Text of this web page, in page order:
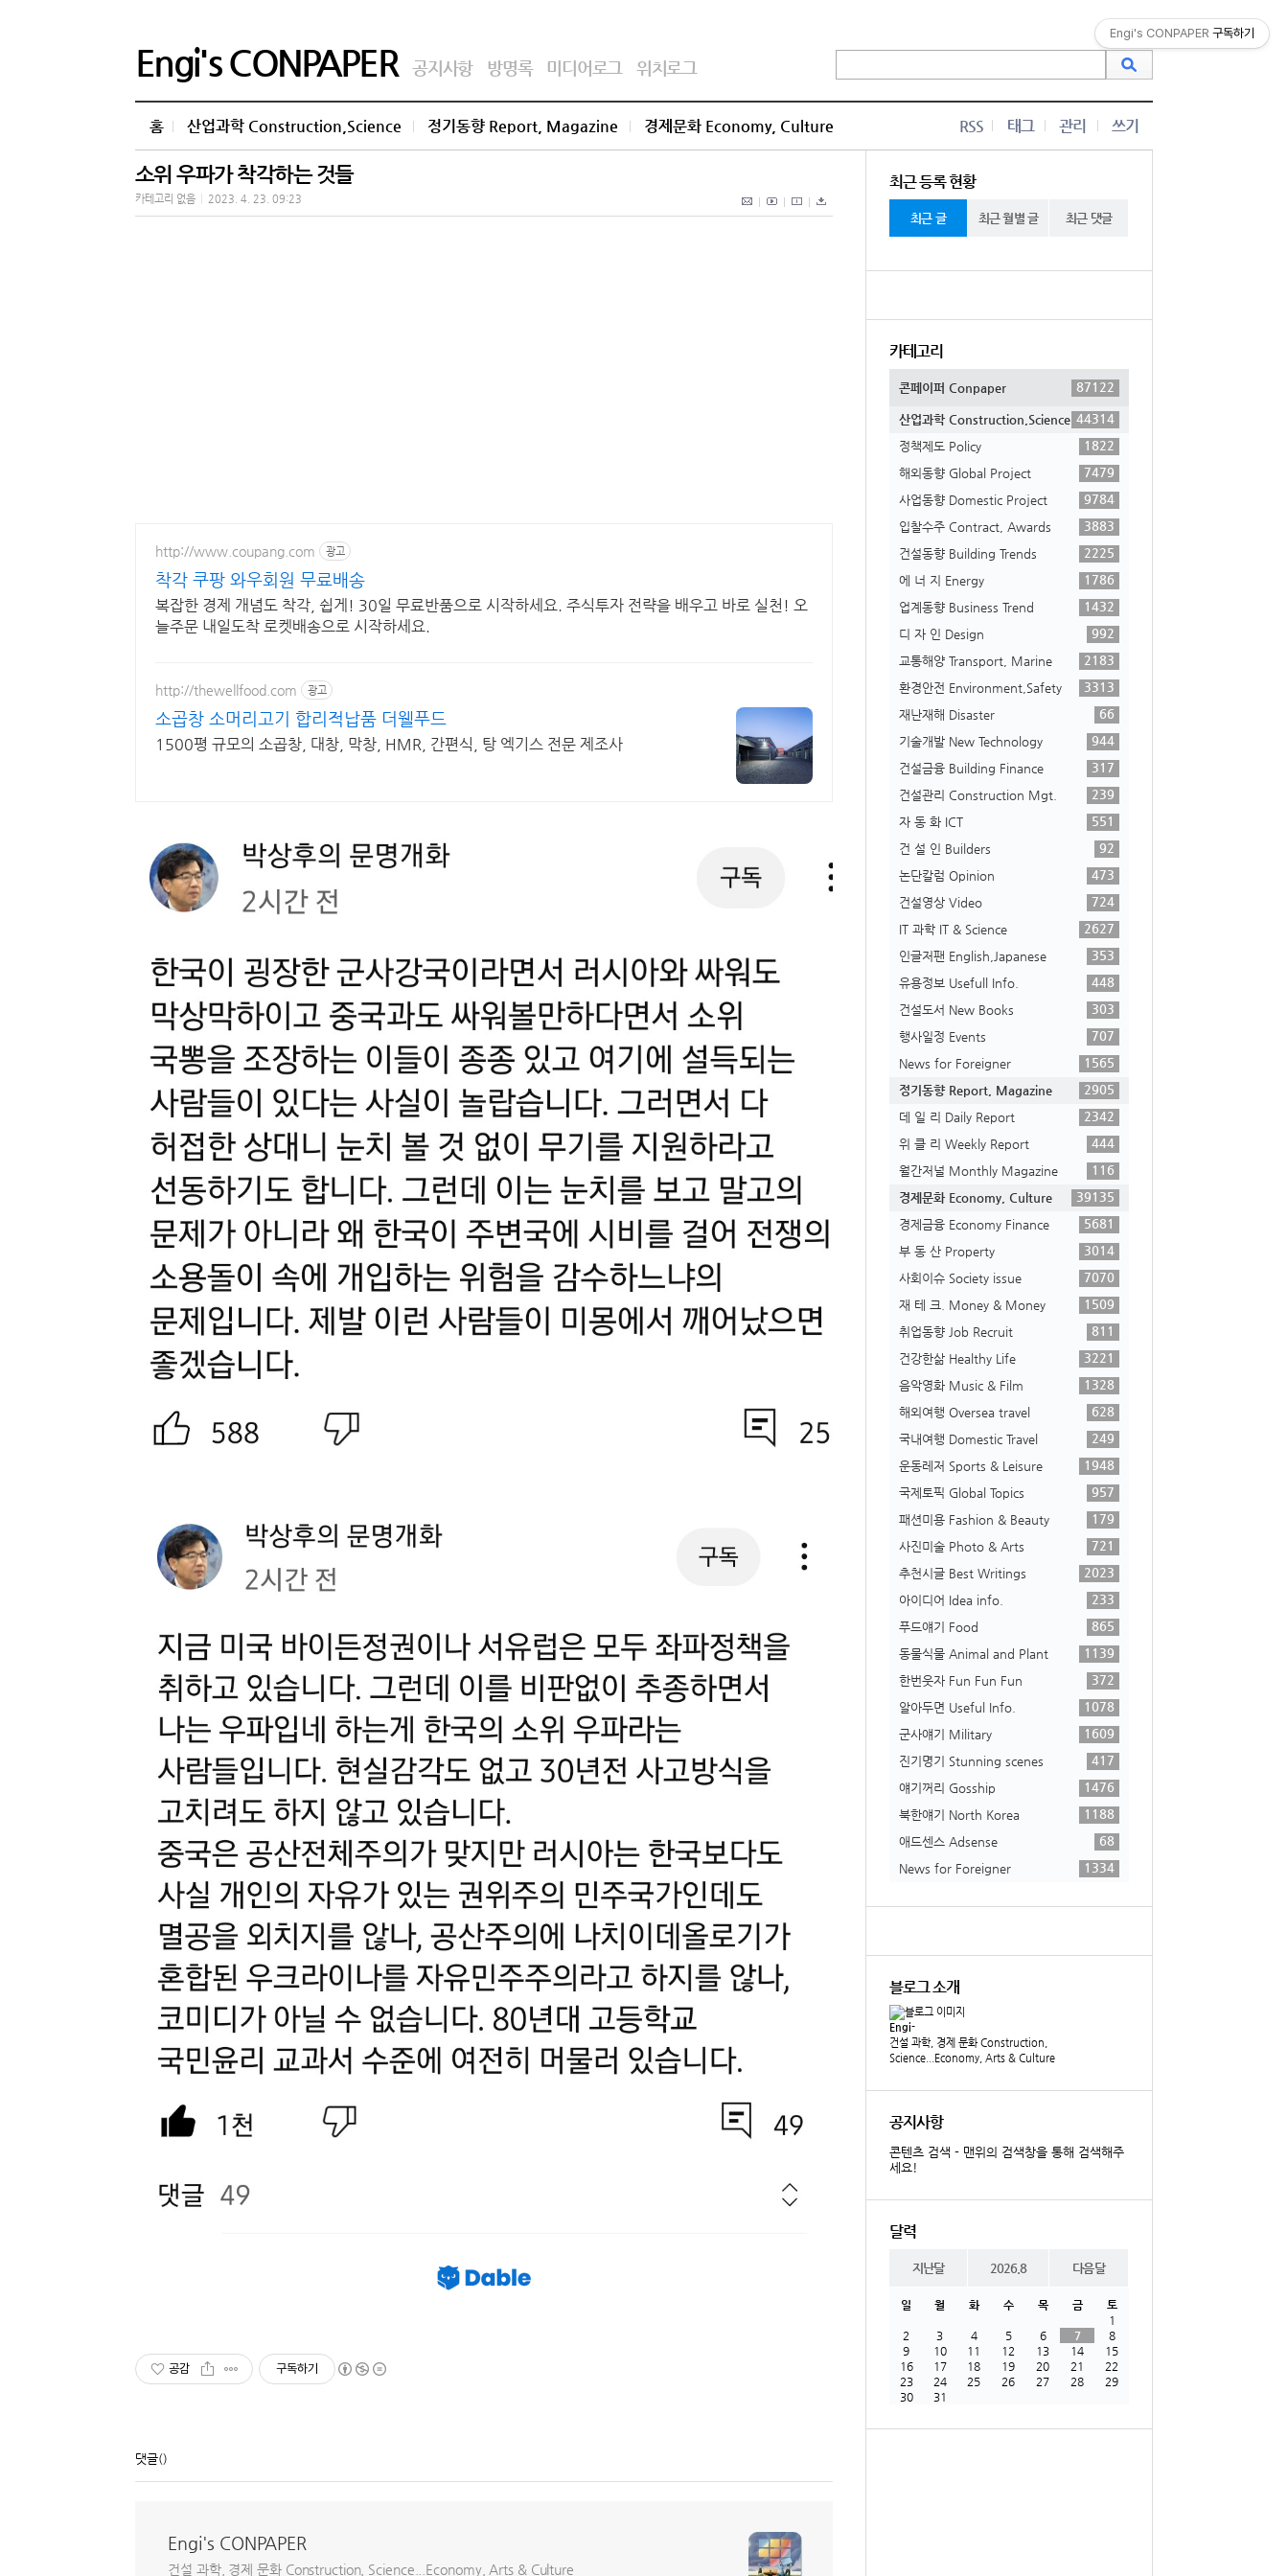
Engi's CONPAPER 공지사항 방명록 미디어로그 위치로그
홈 산업과학 Construction,Science 정기동향 Report, Magazine 경제문화 Economy, Culture RSS 태그 관리 쓰기
소위 우파가 착각하는 것들
카테고리 없음 2023. 4. 23. 09:23
http://www.coupang.com 광고
착각 쿠팡 와우회원 무료배송
복잡한 경제 개념도 착각, 쉽게! 30일 무료반품으로 시작하세요. 주식투자 전략을 배우고 바로 실천! 오
늘주문 내일도착 로켓배송으로 시작하세요.
http://thewellfood.com 광고
소곱창 소머리고기 합리적납품 더웰푸드
1500평 규모의 소곱창, 대창, 막창, HMR, 간편식, 탕 엑기스 전문 제조사
공감 구독하기
댓글()
Engi's CONPAPER
건설 과학, 경제 문화 Construction, Science...Economy, Arts & Culture
최근 등록 현황
최근 글 최근 월별 글 최근 댓글
카테고리
콘페이퍼 Conpaper 87122
산업과학 Construction,Science 44314
정책제도 Policy
1822
해외동향 Global Project
7479
사업동향 Domestic Project
9784
입찰수주 Contract, Awards
3883
건설동향 Building Trends
2225
에 너 지 Energy
1786
업계동향 Business Trend
1432
디 자 인 Design
992
교통해양 Transport, Marine
2183
환경안전 Environment,Safety
3313
재난재해 Disaster
66
기술개발 New Technology
944
건설금융 Building Finance
317
건설관리 Construction Mgt.
239
자 동 화 ICT
551
건 설 인 Builders
92
논단칼럼 Opinion
473
건설영상 Video
724
IT 과학 IT & Science
2627
인글저팬 English,Japanese
353
유용정보 Usefull Info.
448
건설도서 New Books
303
행사일정 Events
707
News for Foreigner
1565
정기동향 Report, Magazine
2905
데 일 리 Daily Report
2342
위 클 리 Weekly Report
444
월간저널 Monthly Magazine
116
경제문화 Economy, Culture
39135
경제금융 Economy Finance
5681
부 동 산 Property
3014
사회이슈 Society issue
7070
재 테 크. Money & Money
1509
취업동향 Job Recruit
811
건강한삶 Healthy Life
3221
음악영화 Music & Film
1328
해외여행 Oversea travel
628
국내여행 Domestic Travel
249
운동레저 Sports & Leisure
1948
국제토픽 Global Topics
957
패션미용 Fashion & Beauty
179
사진미술 Photo & Arts
721
추천시글 Best Writings
2023
아이디어 Idea info.
233
푸드얘기 Food
865
동물식물 Animal and Plant
1139
한번웃자 Fun Fun Fun
372
알아두면 Useful Info.
1078
군사얘기 Military
1609
진기명기 Stunning scenes
417
얘기꺼리 Gosship
1476
북한얘기 North Korea
1188
애드센스 Adsense
68
News for Foreigner
1334
블로그 소개
Engi-
건설 과학, 경제 문화 Construction,
Science...Economy, Arts & Culture
공지사항
콘텐츠 검색 - 맨위의 검색창을 통해 검색해주
세요!
달력
지난달 2026.8 다음달
일 월 화 수 목 금
토
1
2
3 4 5 6 7
8
9
10 11 12 13 14
15
16
17 18 19 20 21
22
23
24 25 26 27 28
29
30
31
Engi's CONPAPER 구독하기